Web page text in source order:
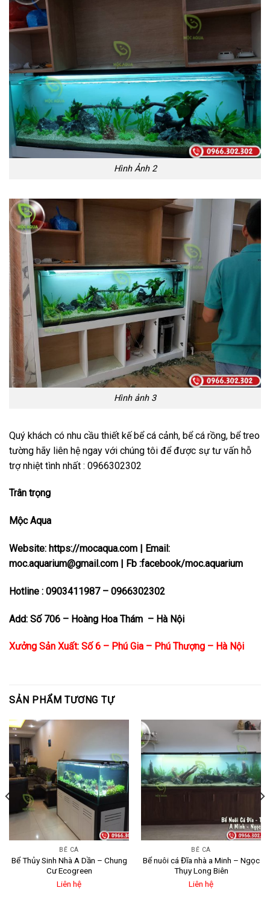
Hình Ảnh 2
Hình ảnh 3
Quý khách có nhu cầu thiết kế bể cá cảnh, bể cá rồng, bể treo
tường hãy liên hệ ngay với chúng tôi để được sự tư vấn hỗ
trợ nhiệt tình nhất : 0966302302
Trân trọng
Mộc Aqua
Website: https://mocaqua.com | Email:
moc.aquarium@gmail.com | Fb :facebook/moc.aquarium
Hotline : 0903411987 – 0966302302
Add: Số 706 – Hoàng Hoa Thám – Hà Nội
Xưởng Sản Xuất: Số 6 – Phú Gia – Phú Thượng – Hà Nội
SẢN PHẨM TƯƠNG TỰ
BỂ CÁ
Bể Thủy Sinh Nhà A Dần – Chung
Cư Ecogreen
Liên hệ
BỂ CÁ
Bể nuôi cá Đĩa nhà a Minh – Ngọc
Thụy Long Biên
Liên hệ